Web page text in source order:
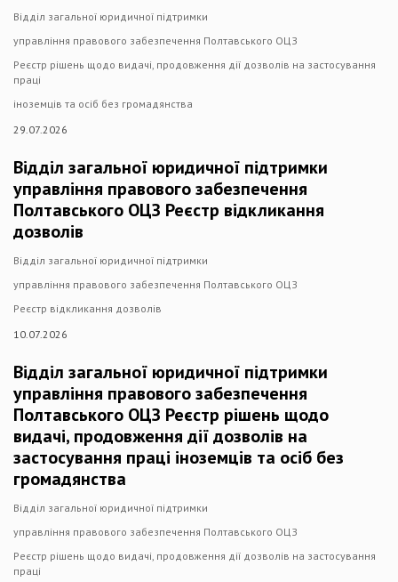
Відділ загальної юридичної підтримки
управління правового забезпечення Полтавського ОЦЗ
Реєстр рішень щодо видачі, продовження дії дозволів на застосування
праці
іноземців та осіб без громадянства
29.07.2026
Відділ загальної юридичної підтримки
управління правового забезпечення
Полтавського ОЦЗ Реєстр відкликання
дозволів
Відділ загальної юридичної підтримки
управління правового забезпечення Полтавського ОЦЗ
Реєстр відкликання дозволів
10.07.2026
Відділ загальної юридичної підтримки
управління правового забезпечення
Полтавського ОЦЗ Реєстр рішень щодо
видачі, продовження дії дозволів на
застосування праці іноземців та осіб без
громадянства
Відділ загальної юридичної підтримки
управління правового забезпечення Полтавського ОЦЗ
Реєстр рішень щодо видачі, продовження дії дозволів на застосування
праці